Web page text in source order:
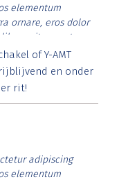
elementum
ornare, eros dolor
vitae erat.
id rutrum lorem
posuere.
of Y-AMT
en onder
rit!
adipiscing
elementum